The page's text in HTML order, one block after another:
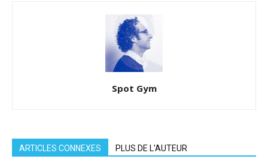
Spot Gym
ARTICLES CONNEXES PLUS DE L'AUTEUR